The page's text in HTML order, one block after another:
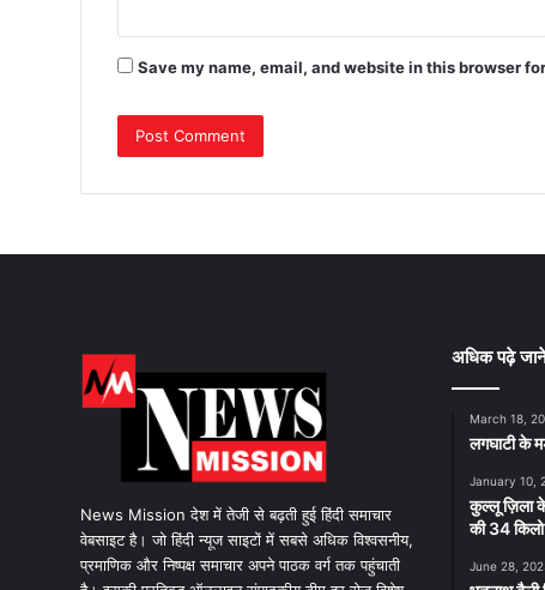
Save my name, email, and website in this browser
News Mission देश में तेजी से बढ़ती हुई हिंदी समाचार
वेबसाइट है। जो हिंदी न्यूज साइटों में सबसे अधिक विश्वसनीय,
प्रमाणिक और निष्पक्ष समाचार अपने पाठक वर्ग तक पहुंचाती
अधिक पढ़े
March 18,
लगघाटी के
January 10,
कुल्लू ज़िला
की 34
June 28,